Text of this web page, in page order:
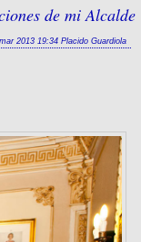
de mi Alcalde
2013 19:34 Placido Guardiola